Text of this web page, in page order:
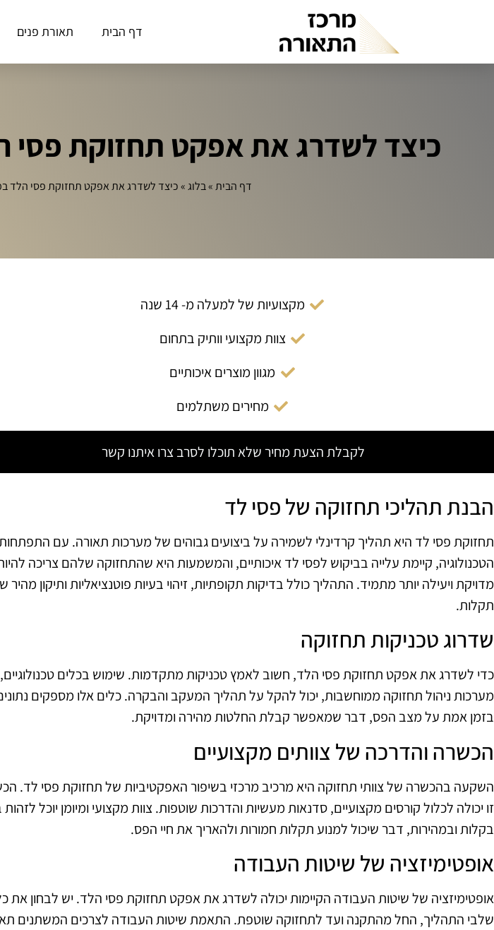
דף הבית תאורת פנים
כיצד לשדרג את אפקט תחזוקת פסי
דף הבית»בלוג»כיצד לשדרג את אפקט תחזוקת פסי הלד
מקצועיות של למעלה מ- 14 שנה
צוות מקצועי וותיק בתחום
מגוון מוצרים איכותיים
מחירים משתלמים
לקבלת הצעת מחיר שלא תוכלו לסרב צרו איתנו קשר
הבנת תהליכי תחזוקה של פסי לד
תחזוקת פסי לד היא תהליך קרדינלי לשמירה על ביצועים גבוהים של מערכות תאורה. עם
הטכנולוגיה, קיימת עלייה בביקוש לפסי לד איכותיים, והמשמעות היא שהתחזוקה שלהם צריכה
מדויקת ויעילה יותר מתמיד. התהליך כולל בדיקות תקופתיות, זיהוי בעיות פוטנציאליות ותיקון מהיר
תקלות.
שדרוג טכניקות תחזוקה
כדי לשדרג את אפקט תחזוקת פסי הלד, חשוב לאמץ טכניקות מתקדמות. שימוש בכלים
מערכות ניהול תחזוקה ממוחשבות, יכול להקל על תהליך המעקב והבקרה. כלים אלו מספקים
בזמן אמת על מצב הפס, דבר שמאפשר קבלת החלטות מהירה ומדויקת.
הכשרה והדרכה של צוותים מקצועיים
השקעה בהכשרה של צוותי תחזוקה היא מרכיב מרכזי בשיפור האפקטיביות של תחזוקת פסי לד.
זו יכולה לכלול קורסים מקצועיים, סדנאות מעשיות והדרכות שוטפות. צוות מקצועי ומיומן יוכל לזהות
בקלות ובמהירות, דבר שיכול למנוע תקלות חמורות ולהאריך את חיי הפס.
אופטימיזציה של שיטות העבודה
אופטימיזציה של שיטות העבודה הקיימות יכולה לשדרג את אפקט תחזוקת פסי הלד. יש לבחון את
שלבי התהליך, החל מהתקנה ועד לתחזוקה שוטפת. התאמת שיטות העבודה לצרכים המשתנים